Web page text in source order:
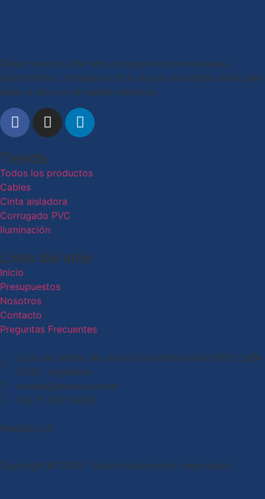
Desde nuestro sitio web, compartimos novedades,
lanzamientos, consejos y todo lo que necesitás saber para
estar al día con el mundo eléctrico.
Tienda
Todos los productos
Cables
Cinta aisladora
Corrugado PVC
Iluminación
Links del sitio
Inicio
Presupuestos
Nosotros
Contacto
Preguntas Frecuentes
Local de ventas: Av. de Los Constituyentes 6061, CaBA
(1431), Argentina
ventas@pimesa.com.ar
+54 11 4571 9096
PIMESA S.A.
Copyright © 2026. Todos los derechos reservados.